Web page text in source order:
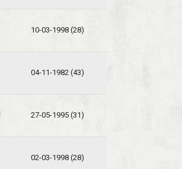
10-03-1998 (28)
04-11-1982 (43)
27-05-1995 (31)
02-03-1998 (28)